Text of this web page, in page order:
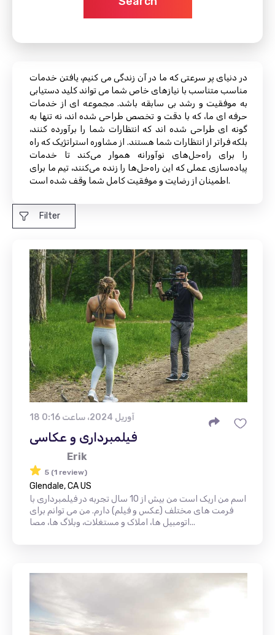
در دنیای پر سرعتی که ما در آن زندگی می کنیم، یافتن خدمات
مناسب متناسب با نیازهای خاص شما می تواند کلید دستیابی
به موفقیت و رشد بی سابقه باشد. مجموعه ای از خدمات
حرفه ای ما، که با دقت و تخصص طراحی شده اند، نه تنها به
گونه ای طراحی شده اند که انتظارات شما را برآورده کنند،
بلکه فراتر از انتظارات شما هستند. از مشاوره استراتژیک که راه
را برای راه‌حل‌های نوآورانه هموار می‌کند تا خدمات
پیاده‌سازی عملی که این راه‌حل‌ها را زنده می‌کنند، تیم ما برای
اطمینان از رضایت و موفقیت کامل شما وقف شده است.
Filter
18 آوریل 2024، ساعت 0:16
فیلمبرداری و عکاسی
Erik
5 (1 review)
Glendale, CA US
اسم من اریک است من بیش از 10 سال تجربه در فیلمبرداری با
فرمت های مختلف (عکس و فیلم) دارم. من می توانم برای
اتومبیل ها، املاک و مستغلات، وبلاگ ها، مصا...